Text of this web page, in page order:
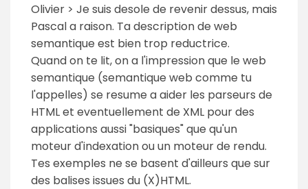
Olivier > Je suis desole de revenir dessus, mais
Pascal a raison. Ta description de web
semantique est bien trop reductrice.
Quand on te lit, on a l'impression que le web
semantique (semantique web comme tu
l'appelles) se resume a aider les parseurs de
HTML et eventuellement de XML pour des
applications aussi "basiques" que qu'un
moteur d'indexation ou un moteur de rendu.
Tes exemples ne se basent d'ailleurs que sur
des balises issues du (X)HTML.